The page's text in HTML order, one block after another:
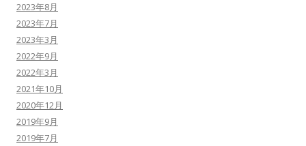
2023年8月
2023年7月
2023年3月
2022年9月
2022年3月
2021年10月
2020年12月
2019年9月
2019年7月